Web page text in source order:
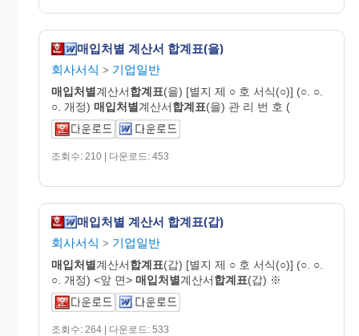
매입처별 계산서 합계표(을)
회사서식 > 기업일반
매입처별계산서합계표(을) [별지 제 ○ 호 서식(○)] (○. ○.
○. 개정) 매입처별계산서합계표(을) 관 리 번 호 (
조회수: 210 | 다운로드: 453
매입처별 계산서 합계표(갑)
회사서식 > 기업일반
매입처별계산서합계표(갑) [별지 제 ○ 호 서식(○)] (○. ○.
○. 개정) <앞 면> 매입처별계산서합계표(갑) ※
조회수: 264 | 다운로드: 533